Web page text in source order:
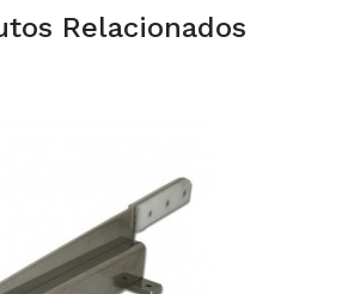
Relacionados